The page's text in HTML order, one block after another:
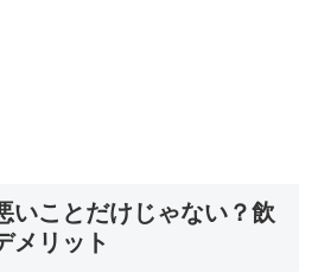
いことだけじゃない？飲
メリット